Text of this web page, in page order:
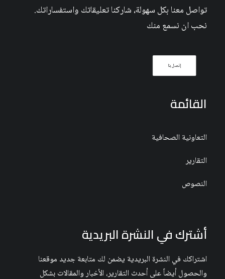
تواصل معنا بكل سهولة، شاركنا تعليقاتك واستفساراتك.
نحب ان نسمع منك
إتصل بنا
القائمة
التعاونية الصحافية
التقارير
النصوص
أشترك في النشرة البريدية
اشتراكك في النشرة البريدية يضمن لك متابعة جديد موقعنا
والحصول أيضاً على أحدث التقارير، الأخبار والمقالات بشكل